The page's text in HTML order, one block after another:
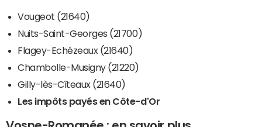
Vougeot (21640)
Nuits-Saint-Georges (21700)
Flagey-Echézeaux (21640)
Chambolle-Musigny (21220)
Gilly-lès-Cîteaux (21640)
Les impôts payés en Côte-d'Or